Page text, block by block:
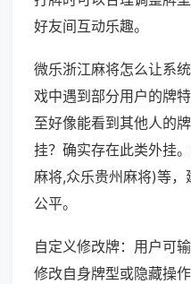
好友间互动乐趣。
微乐浙江麻将怎么让系
戏中遇到部分用户的牌
至好像能看到其他人的
挂？确实存在此类外挂
麻将,众乐贵州麻将)等
公平。
自定义修改牌：用户可
修改自身牌型或隐藏操